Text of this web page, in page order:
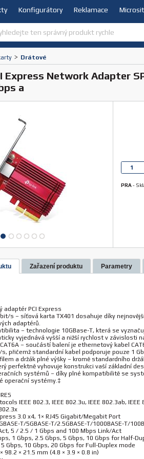
Konfigurátory Reklamace
> Drátové
Express Network Adapter
a
PRA-
Zařazení produktu Parametry
adaptér PCI Express
s – síťová karta TX401 dosahuje díky
adaptérů.
– technologie 10GBase-T, která se
vyjednává vyšší a nižší rychlost v závislosti
– součástí balení je ethernetový kabel
přičemž standardní kabel podporuje pouze 1
a držák plné výšky – kromě standardního
perfektně vyhovuje konstrukci vaší základní
systémů – díky plné kompatibilitě se
operační systémy.‡
IEEE 802.3, IEEE 802.3u, IEEE 802.3ab, IEEE
3.0 x4, 1× RJ45 Gigabit/Megabit Port
T/5GBASE-T/2.5GBASE-T/1000BASE-T/
5 / 2.5 / 1 Gbps and 100 Mbps Link/Act
1 Gbps, 2.5 Gbps, 5 Gbps, 10 Gbps for Half-
Gbps, 10 Gbps, 20 Gbps for Full-Duplex mode
98.2 × 21.5 mm (4.8 × 3.9 × 0.8 in)